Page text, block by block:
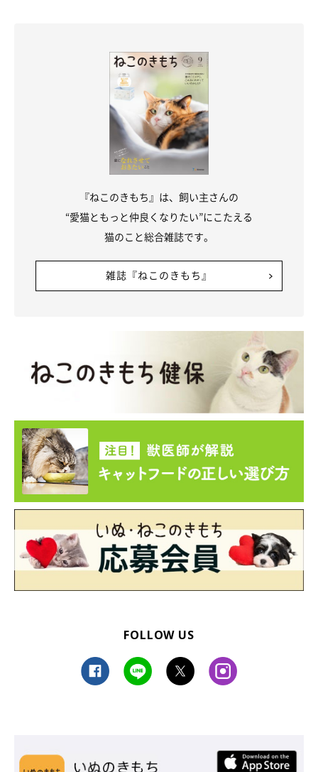
『ねこのきもち』は、飼い主さんの
“愛猫ともっと仲良くなりたい”にこたえる
猫のこと総合雑誌です。
雑誌『ねこのきもち』
FOLLOW US